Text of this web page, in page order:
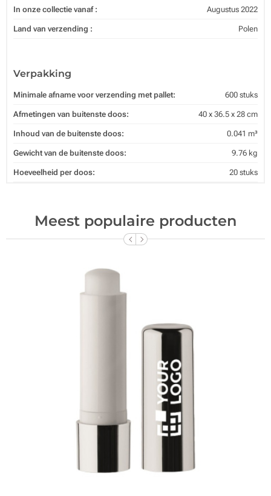
In onze collectie vanaf : Augustus 2022
Land van verzending : Polen
Verpakking
Minimale afname voor verzending met pallet: 600 stuks
Afmetingen van buitenste doos: 40 x 36.5 x 28 cm
Inhoud van de buitenste doos: 0.041 m³
Gewicht van de buitenste doos: 9.76 kg
Hoeveelheid per doos: 20 stuks
Meest populaire producten